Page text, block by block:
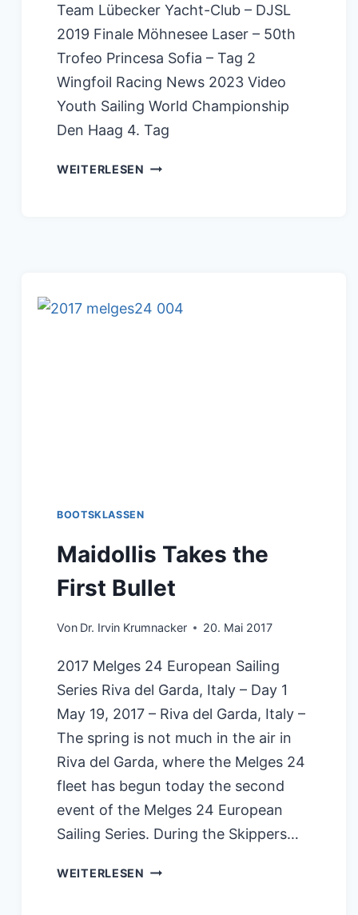
Team Lübecker Yacht-Club – DJSL
2019 Finale Möhnesee Laser – 50th
Trofeo Princesa Sofia – Tag 2
Wingfoil Racing News 2023 Video
Youth Sailing World Championship
Den Haag 4. Tag
WEITERLESEN MELGES24
BOOTSKLASSEN
Maidollis Takes the
First Bullet
Von Dr. Irvin Krumnacker 20. Mai 2017
2017 Melges 24 European Sailing
Series Riva del Garda, Italy – Day 1
May 19, 2017 – Riva del Garda, Italy –
The spring is not much in the air in
Riva del Garda, where the Melges 24
fleet has begun today the second
event of the Melges 24 European
Sailing Series. During the Skippers…
WEITERLESEN MAIDOLLIS